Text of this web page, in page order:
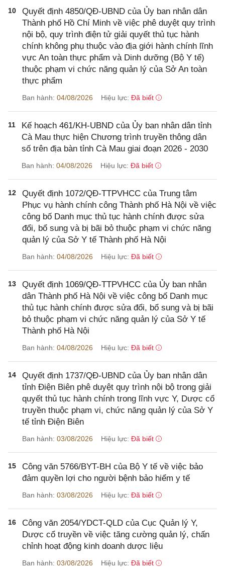
10
Quyết định 4850/QĐ-UBND của Ủy ban nhân dân
Thành phố Hồ Chí Minh về việc phê duyệt quy trình
nội bộ, quy trình điện tử giải quyết thủ tục hành
chính không phụ thuộc vào địa giới hành chính lĩnh
vực An toàn thực phẩm và Dinh dưỡng (Bộ Y tế)
thuộc phạm vi chức năng quản lý của Sở An toàn
thực phẩm
Ban hành: 04/08/2026 Hiệu lực: Đã biết
11
Kế hoạch 461/KH-UBND của Ủy ban nhân dân tỉnh
Cà Mau thực hiện Chương trình truyền thông dân
số trên địa bàn tỉnh Cà Mau giai đoạn 2026 - 2030
Ban hành: 04/08/2026 Hiệu lực: Đã biết
12
Quyết định 1072/QĐ-TTPVHCC của Trung tâm
Phục vụ hành chính công Thành phố Hà Nội về việc
công bố Danh mục thủ tục hành chính được sửa
đổi, bổ sung và bị bãi bỏ thuộc phạm vi chức năng
quản lý của Sở Y tế Thành phố Hà Nội
Ban hành: 04/08/2026 Hiệu lực: Đã biết
13
Quyết định 1069/QĐ-TTPVHCC của Ủy ban nhân
dân Thành phố Hà Nội về việc công bố Danh mục
thủ tục hành chính được sửa đổi, bổ sung và bị bãi
bỏ thuộc phạm vi chức năng quản lý của Sở Y tế
Thành phố Hà Nội
Ban hành: 04/08/2026 Hiệu lực: Đã biết
14
Quyết định 1737/QĐ-UBND của Ủy ban nhân dân
tỉnh Điện Biên phê duyệt quy trình nội bộ trong giải
quyết thủ tục hành chính trong lĩnh vực Y, Dược cổ
truyền thuộc phạm vi, chức năng quản lý của Sở Y
tế tỉnh Điện Biên
Ban hành: 03/08/2026 Hiệu lực: Đã biết
15
Công văn 5766/BYT-BH của Bộ Y tế về việc bảo
đảm quyền lợi cho người bệnh bảo hiểm y tế
Ban hành: 03/08/2026 Hiệu lực: Đã biết
16
Công văn 2054/YDCT-QLD của Cục Quản lý Y,
Dược cổ truyền về việc tăng cường quản lý, chấn
chỉnh hoạt động kinh doanh dược liệu
Ban hành: 03/08/2026 Hiệu lực: Đã biết